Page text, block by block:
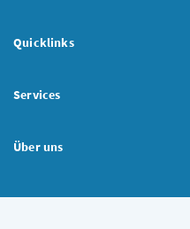
Quicklinks
Services
Über uns